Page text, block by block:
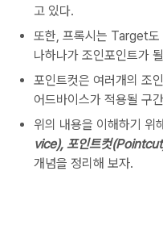
고 있다.
또한, 프록시는 Target
나하나가 조인포인트가
포인트컷은 여러개의 조
어드바이스가 적용될 구
위의 내용을 이해하기 위
vice), 포인트컷
개념을 정리해 보자.